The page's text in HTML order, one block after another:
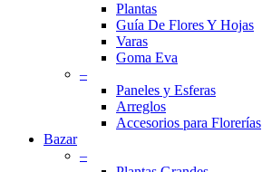
Plantas
Guía De Flores Y Hojas
Varas
Goma Eva
–
Paneles y Esferas
Arreglos
Accesorios para Florerías
Bazar
–